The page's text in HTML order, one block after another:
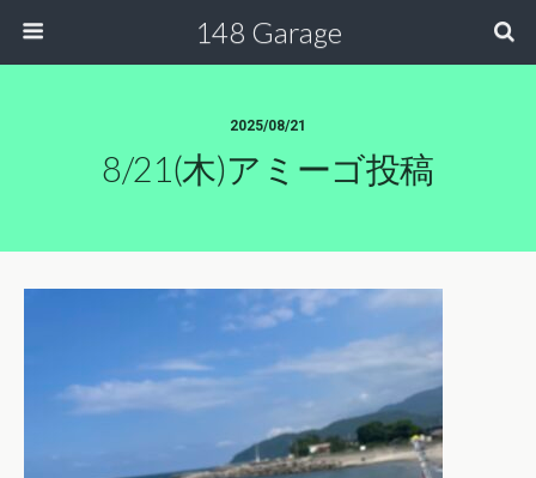
148 Garage
2025/08/21
8/21(木)アミーゴ投稿